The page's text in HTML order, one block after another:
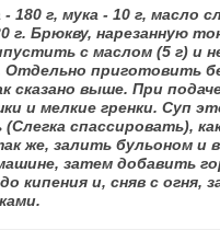
180 г, мука - 10 г, масло
г. Брюкву, нарезанную
с маслом (5 г) и
приготовить
сказано выше. При
и мелкие гренки. Суп
спассировать),
же, залить бульоном и
затем добавить
кипения и, сняв с огня,